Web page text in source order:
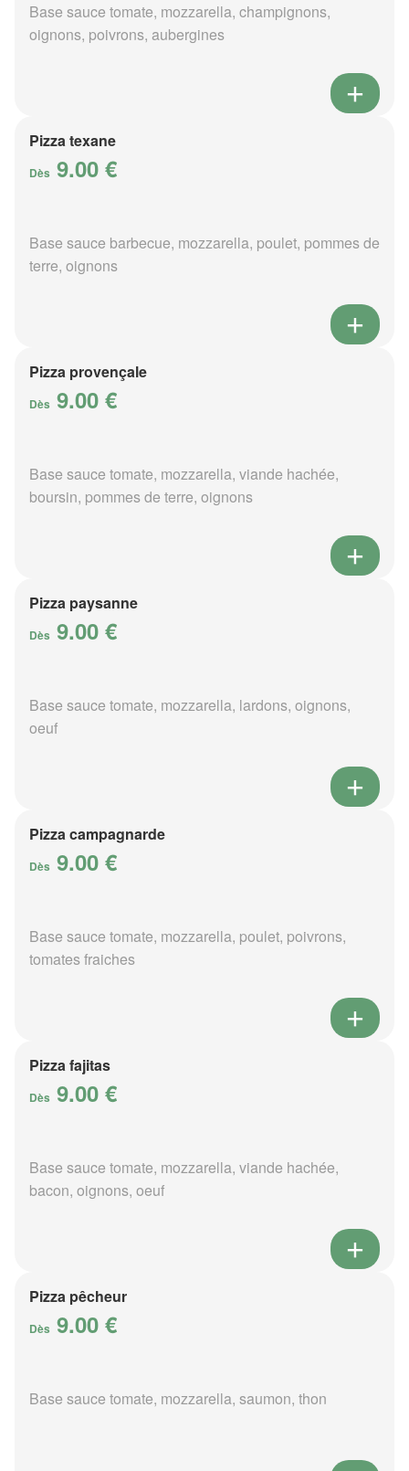
Base sauce tomate, mozzarella, champignons,
oignons, poivrons, aubergines
Pizza texane
Dès 9.00 €
Base sauce barbecue, mozzarella, poulet, pommes de
terre, oignons
Pizza provençale
Dès 9.00 €
Base sauce tomate, mozzarella, viande hachée,
boursin, pommes de terre, oignons
Pizza paysanne
Dès 9.00 €
Base sauce tomate, mozzarella, lardons, oignons,
oeuf
Pizza campagnarde
Dès 9.00 €
Base sauce tomate, mozzarella, poulet, poivrons,
tomates fraiches
Pizza fajitas
Dès 9.00 €
Base sauce tomate, mozzarella, viande hachée,
bacon, oignons, oeuf
Pizza pêcheur
Dès 9.00 €
Base sauce tomate, mozzarella, saumon, thon